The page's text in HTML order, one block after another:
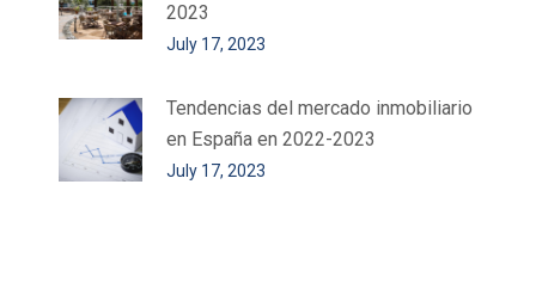
2023
July 17, 2023
Tendencias del mercado inmobiliario
en España en 2022-2023
July 17, 2023